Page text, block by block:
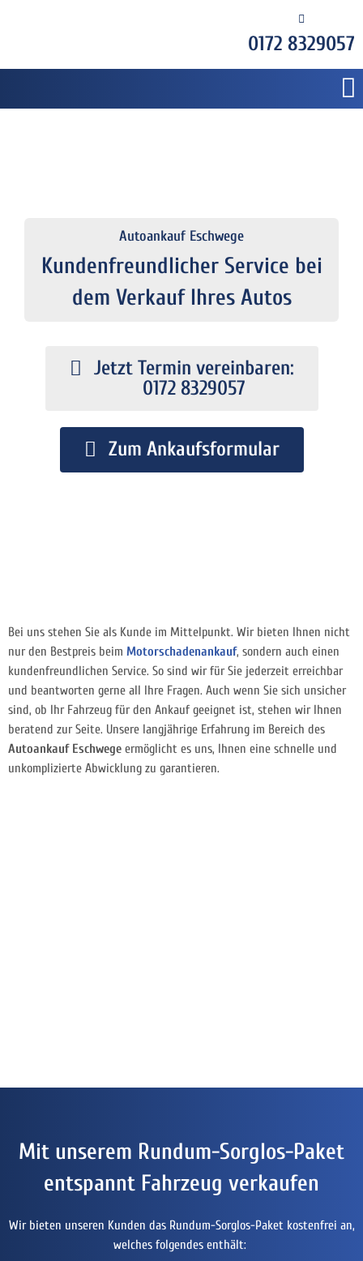
0172 8329057
Autoankauf Eschwege
Kundenfreundlicher Service bei
dem Verkauf Ihres Autos
Jetzt Termin vereinbaren:
0172 8329057
Zum Ankaufsformular
Bei uns stehen Sie als Kunde im Mittelpunkt. Wir bieten Ihnen nicht
nur den Bestpreis beim Motorschadenankauf, sondern auch einen
kundenfreundlichen Service. So sind wir für Sie jederzeit erreichbar
und beantworten gerne all Ihre Fragen. Auch wenn Sie sich unsicher
sind, ob Ihr Fahrzeug für den Ankauf geeignet ist, stehen wir Ihnen
beratend zur Seite. Unsere langjährige Erfahrung im Bereich des
Autoankauf Eschwege ermöglicht es uns, Ihnen eine schnelle und
unkomplizierte Abwicklung zu garantieren.
Mit unserem Rundum-Sorglos-Paket
entspannt Fahrzeug verkaufen
Wir bieten unseren Kunden das Rundum-Sorglos-Paket kostenfrei an,
welches folgendes enthält: